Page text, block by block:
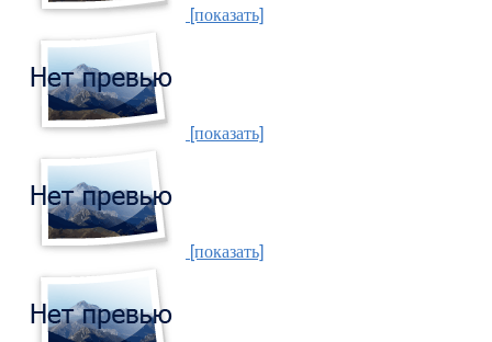
[показать]
[показать]
[показать]